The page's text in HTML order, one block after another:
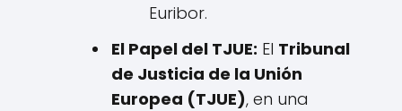
Euribor.
El Papel del TJUE: El Tribunal
de Justicia de la Unión
Europea (TJUE), en una